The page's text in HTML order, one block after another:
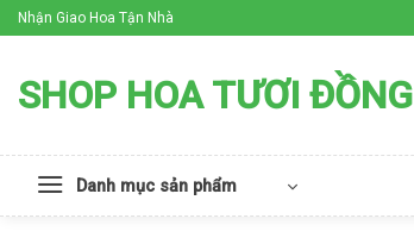
Skip
to
Nhận Giao Hoa Tận Nhà
SHOP HOA TƯƠI
Danh mục sản phẩm